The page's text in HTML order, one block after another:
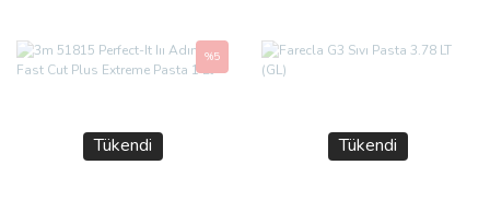
Tükendi
%5
Tükendi